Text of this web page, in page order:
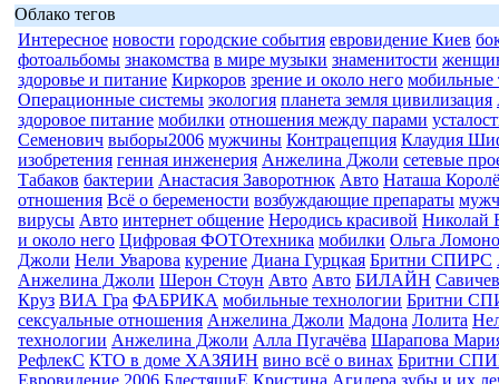
Облако тегов
Интересное новости городские события евровидение Киев
фотоальбомы знакомства в мире музыки знаменитости
здоровье и питание Киркоров зрение и около него мобильные
Операционные системы экология планета земля цивилизация
здоровое питание мобилки отношения между парами
Семенович выборы2006 мужчины Контрацепция Клаудия
изобретения генная инженерия Анжелина Джоли сетевые
Табаков бактерии Анастасия Заворотнюк Авто Наташа
отношения Всё о беремености возбуждающие препараты
вирусы Авто интернет общение Неродись красивой Николай
и около него Цифровая ФОТОтехника мобилки Ольга
Джоли Нели Уварова курение Диана Гурцкая Бритни СПИРС
Анжелина Джоли Шерон Стоун Авто Авто БИЛАЙН
Круз ВИА Гра ФАБРИКА мобильные технологии Бритни
сексуальные отношения Анжелина Джоли Мадона Лолита
технологии Анжелина Джоли Алла Пугачёва Шарапова
РефлекС КТО в доме ХАЗЯИН вино всё о винах Бритни
Евровидение 2006 БлестящиЕ Кристина Агилера зубы и их